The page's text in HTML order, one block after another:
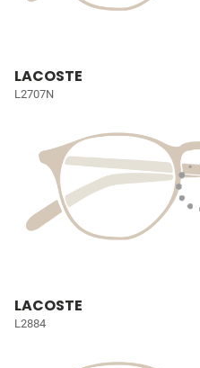
LACOSTE
L2707N
LACOSTE
L2884